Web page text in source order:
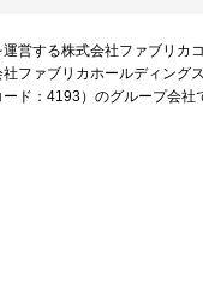
運営する株式会社ファブリカ
ファブリカホールディング
ド：4193）のグループ会社